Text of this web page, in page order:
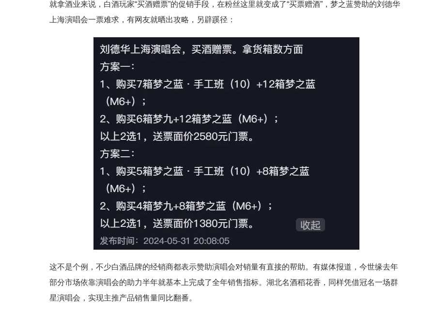
就拿酒业来说，白酒玩家“买酒赠票”的促销手段，在粉丝这里就变成了“买票赠酒”，梦之蓝赞助的刘德华
上海演唱会一票难求，有网友就晒出攻略，另辟蹊径：
这不是个例，不少白酒品牌的经销商都表示赞助演唱会对销量有直接的帮助。有媒体报道，今世缘去年
部分市场依靠演唱会的助力半年就基本上完成了全年销售指标。湖北名酒稻花香，同样凭借冠名一场群
星演唱会，实现主推产品销售量同比翻番。